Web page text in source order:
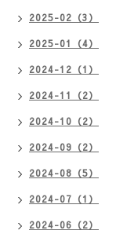
2025-02（3）
2025-01（4）
2024-12（1）
2024-11（2）
2024-10（2）
2024-09（2）
2024-08（5）
2024-07（1）
2024-06（2）